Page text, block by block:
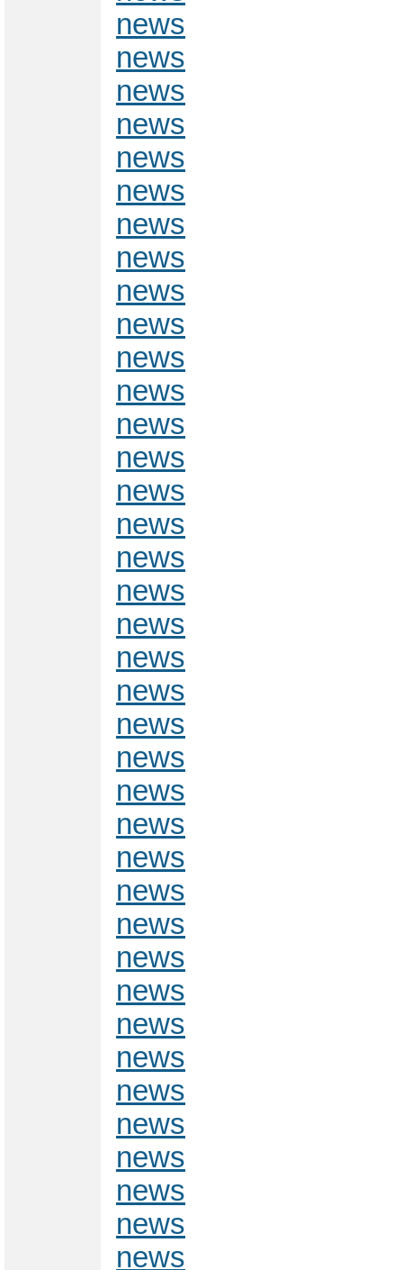
news
news
news
news
news
news
news
news
news
news
news
news
news
news
news
news
news
news
news
news
news
news
news
news
news
news
news
news
news
news
news
news
news
news
news
news
news
news